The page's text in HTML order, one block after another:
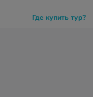
Где купить тур?